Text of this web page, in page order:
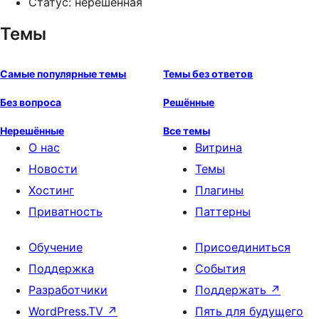
Темы
Самые популярные темы Темы без ответов
Без вопроса Решённые
Нерешённые Все темы
О нас
Новости
Хостинг
Приватность
Витрина
Темы
Плагины
Паттерны
Обучение
Поддержка
Разработчики
WordPress.TV ↗
Присоединиться
События
Поддержать ↗
Пять для будущего